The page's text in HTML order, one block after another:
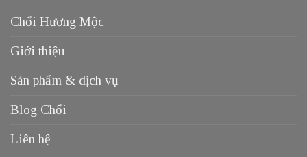
Chổi Hương Mộc
Giới thiệu
Sản phẩm & dịch vụ
Blog Chổi
Liên hệ